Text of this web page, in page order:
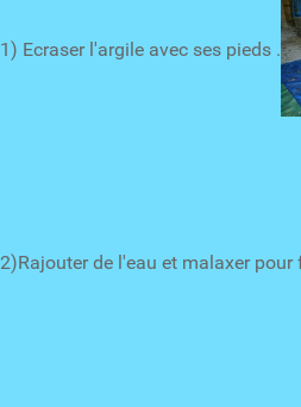
1) Ecraser l'argile avec ses pieds .
2)Rajouter de l'eau et malaxer pour